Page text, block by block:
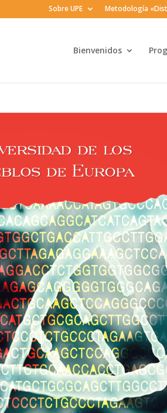
Sobre UPE Metodología
Bienvenidos